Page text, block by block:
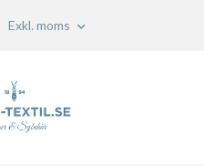
Exkl. moms